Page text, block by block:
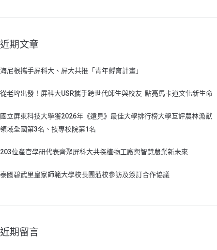
近期文章
海尼根攜手屏科大、屏大共推「青年孵育計畫」
從老埤出發！屏科大USR攜手跨世代師生與校友 點亮馬卡道文化新生命
國立屏東科技大學獲2026年《遠見》最佳大學排行榜大學互評農林漁獸
領域全國第3名、技專校院第1名
203位產官學研代表齊聚屏科大共探植物工廠與智慧農業新未來
泰國碧武里皇家師範大學校長團蒞校參訪及簽訂合作協議
近期留言